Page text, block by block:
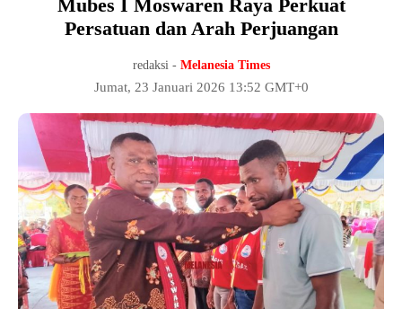
Mubes I Moswaren Raya Perkuat
Persatuan dan Arah Perjuangan
redaksi - Melanesia Times
Jumat, 23 Januari 2026 13:52 GMT+0